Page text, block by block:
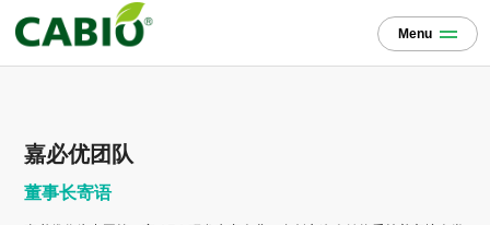
Menu
嘉必优团队
董事长寄语